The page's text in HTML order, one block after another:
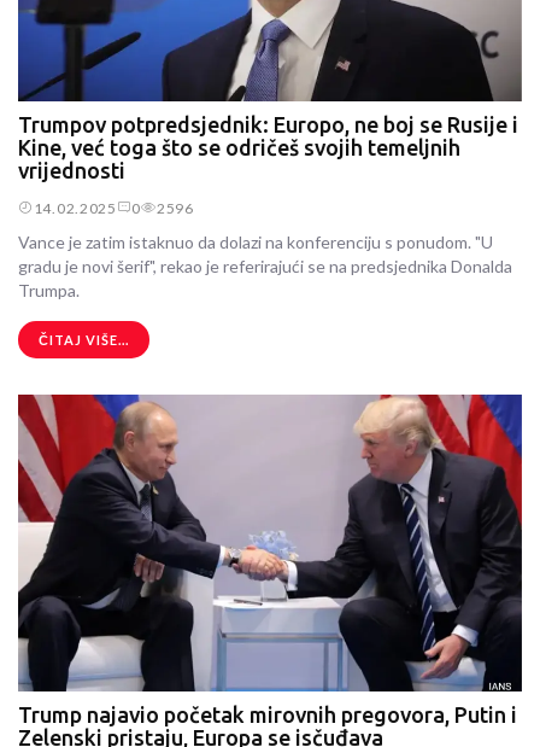
Trumpov potpredsjednik: Europo, ne boj se Rusije i
Kine, već toga što se odričeš svojih temeljnih
vrijednosti
14.02.2025 0 2596
Vance je zatim istaknuo da dolazi na konferenciju s ponudom. "U
gradu je novi šerif", rekao je referirajući se na predsjednika Donalda
Trumpa.
ČITAJ VIŠE...
Trump najavio početak mirovnih pregovora, Putin i
Zelenski pristaju, Europa se isčuđava